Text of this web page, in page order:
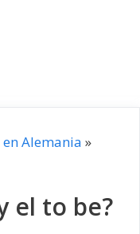
Alemania »
el to be?